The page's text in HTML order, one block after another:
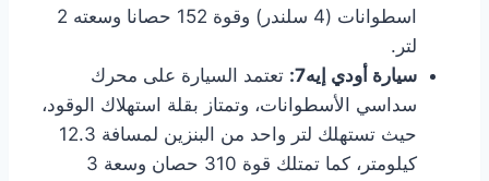
اسطوانات (4 سلندر) وقوة 152 حصانا وسعته 2
لتر.
سيارة أودي إيه7:
تعتمد السيارة على محرك
سداسي الأسطوانات، وتمتاز بقلة استهلاك الوقود،
حيث تستهلك لتر واحد من البنزين لمسافة 12.3
كيلومتر، كما تمتلك قوة 310 حصان وسعة 3